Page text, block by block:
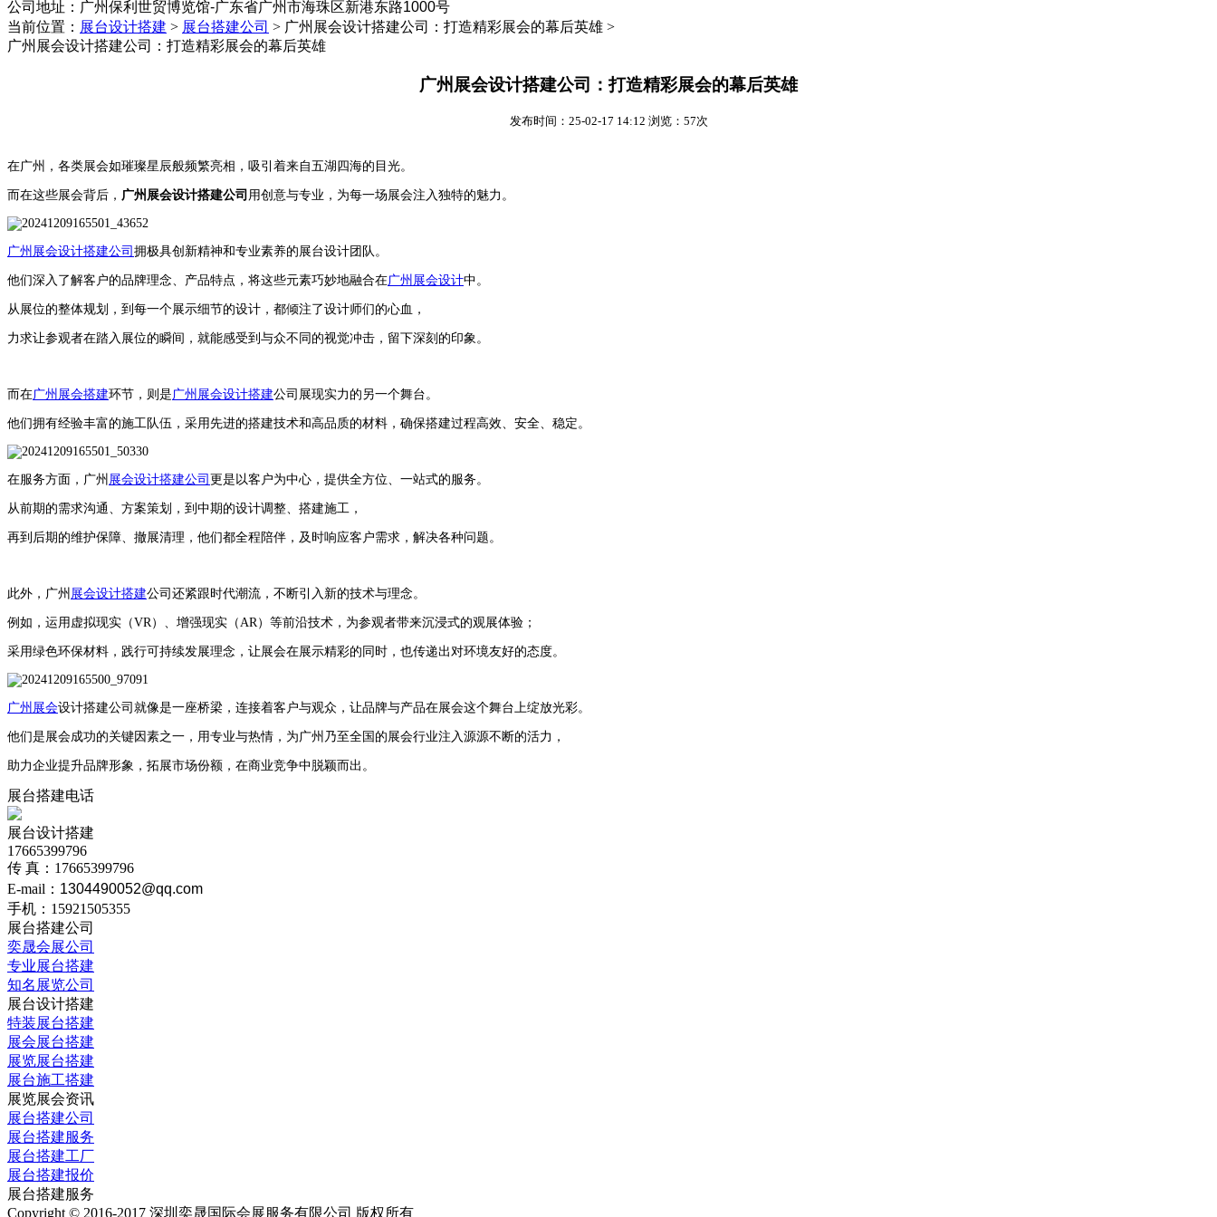
公司地址： ‌广州保利世贸博览馆-广东省广州市海珠区新港东路1000号
当前位置： 展台设计搭建 > 展台搭建公司 > 广州展会设计搭建公司：打造精彩展会的幕后英雄 >
广州展会设计搭建公司：打造精彩展会的幕后英雄
广州展会设计搭建公司：打造精彩展会的幕后英雄
发布时间：25-02-17 14:12 浏览：57次
在广州，各类展会如璀璨星辰般频繁亮相，吸引着来自五湖四海的目光。
而在这些展会背后， 广州展会设计搭建公司 用创意与专业，为每一场展会注入独特的魅力。
广州展会设计搭建公司 拥极具创新精神和专业素养的展台设计团队。
他们深入了解客户的品牌理念、产品特点，将这些元素巧妙地融合在广州展会设计中。
从展位的整体规划，到每一个展示细节的设计，都倾注了设计师们的心血，
力求让参观者在踏入展位的瞬间，就能感受到与众不同的视觉冲击，留下深刻的印象。
而在广州展会搭建环节，则是广州展会设计搭建公司展现实力的另一个舞台。
他们拥有经验丰富的施工队伍，采用先进的搭建技术和高品质的材料，确保搭建过程高效、安全、稳定。
在服务方面，广州 展会设计搭建公司 更是以客户为中心，提供全方位、一站式的服务。
从前期的需求沟通、方案策划，到中期的设计调整、搭建施工，
再到后期的维护保障、撤展清理，他们都全程陪伴，及时响应客户需求，解决各种问题。
此外，广州 展会设计搭建公司还紧跟时代潮流，不断引入新的技术与理念。
例如，运用虚拟现实（VR）、增强现实（AR）等前沿技术，为参观者带来沉浸式的观展体验；
采用绿色环保材料，践行可持续发展理念，让展会在展示精彩的同时，也传递出对环境友好的态度。
广州展会设计搭建公司就像是一座桥梁，连接着客户与观众，让品牌与产品在展会这个舞台上绽放光彩。
他们是展会成功的关键因素之一，用专业与热情，为广州乃至全国的展会行业注入源源不断的活力，
助力企业提升品牌形象，拓展市场份额，在商业竞争中脱颖而出。
展台搭建电话
展台设计搭建
17665399796
传 真：17665399796
E-mail： 1304490052@qq.com
手机：15921505355
展台搭建公司
奕晟会展公司
专业展台搭建
知名展览公司
展台设计搭建
特装展台搭建
展会展台搭建
展览展台搭建
展台施工搭建
展览展会资讯
展台搭建公司
展台搭建服务
展台搭建工厂
展台搭建报价
展台搭建服务
Copyright © 2016-2017 深圳奕晟国际会展服务有限公司 版权所有